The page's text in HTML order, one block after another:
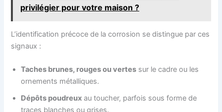
privilégier pour votre maison ?
L’identification précoce de la corrosion se distingue par ces
signaux :
Taches brunes, rouges ou vertes sur le cadre ou les
ornements métalliques.
Dépôts poudreux au toucher, parfois sous forme de